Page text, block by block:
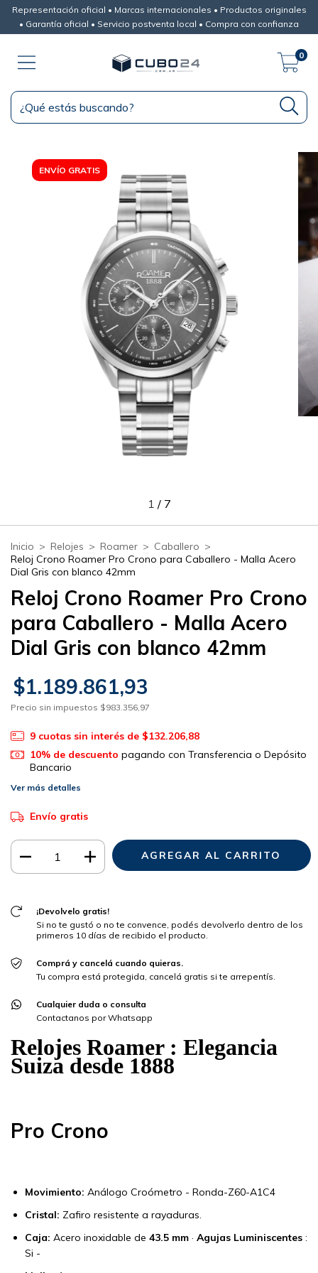
Representación oficial • Marcas internacionales • Productos originales
• Garantía oficial • Servicio postventa local • Compra con confianza
0
ENVÍO GRATIS
1 / 7
Inicio > Relojes > Roamer > Caballero >
Reloj Crono Roamer Pro Crono para Caballero - Malla Acero
Dial Gris con blanco 42mm
Reloj Crono Roamer Pro Crono
para Caballero - Malla Acero
Dial Gris con blanco 42mm
$1.189.861,93
Precio sin impuestos $983.356,97
9 cuotas sin interés de $132.206,88
10% de descuento pagando con Transferencia o Depósito
Bancario
Ver más detalles
Envío gratis
¡Devolvelo gratis!
Si no te gustó o no te convence, podés devolverlo dentro de los
primeros 10 días de recibido el producto.
Comprá y cancelá cuando quieras.
Tu compra está protegida, cancelá gratis si te arrepentís.
Cualquier duda o consulta
Contactanos por Whatsapp
Relojes Roamer : Elegancia
Suiza desde 1888
Pro Crono
Movimiento: Análogo Croómetro - Ronda-Z60-A1C4
Cristal: Zafiro resistente a rayaduras.
Caja: Acero inoxidable de 43.5 mm · Agujas Luminiscentes :
Si -